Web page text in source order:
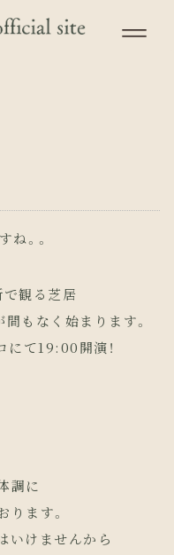
。。
で観る芝居
もなく始まります。
て19:00開演！
調に
ます。
いけませんから